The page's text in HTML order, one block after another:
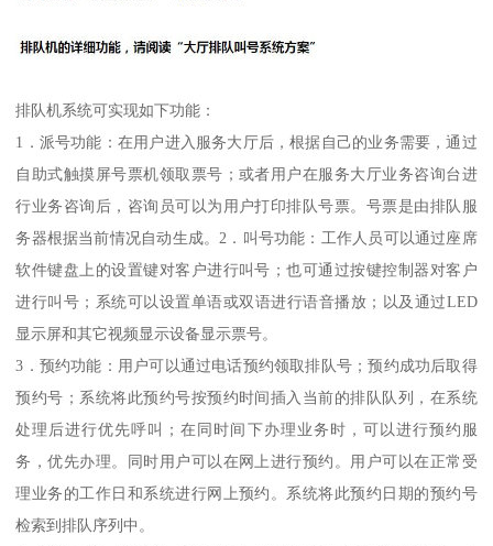
排队机系统可实现如下功能：
1．派号功能：在用户进入服务大厅后，根据自己的业务需要，通过
自助式触摸屏号票机领取票号；或者用户在服务大厅业务咨询台进
行业务咨询后，咨询员可以为用户打印排队号票。号票是由排队服
务器根据当前情况自动生成。2．叫号功能：工作人员可以通过座席
软件键盘上的设置键对客户进行叫号；也可通过按键控制器对客户
进行叫号；系统可以设置单语或双语进行语音播放；以及通过LED
显示屏和其它视频显示设备显示票号。
3．预约功能：用户可以通过电话预约领取排队号；预约成功后取得
预约号；系统将此预约号按预约时间插入当前的排队队列，在系统
处理后进行优先呼叫；在同时间下办理业务时，可以进行预约服
务，优先办理。同时用户可以在网上进行预约。用户可以在正常受
理业务的工作日和系统进行网上预约。系统将此预约日期的预约号
检索到排队序列中。